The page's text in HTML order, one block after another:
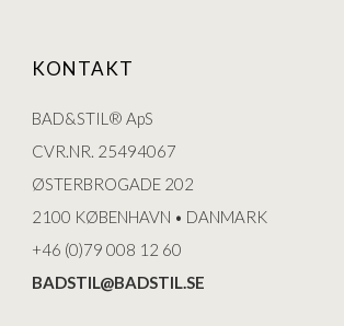
KONTAKT
BAD&STIL® ApS
CVR.NR. 25494067
ØSTERBROGADE 202
2100 KØBENHAVN • DANMARK
+46 (0)79 008 12 60
BADSTIL@BADSTIL.SE